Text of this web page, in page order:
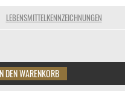
LEBENSMITTELKENNZEICHNUNGEN